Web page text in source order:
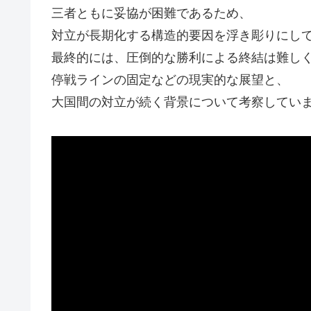
三者ともに妥協が困難であるため、
対立が長期化する構造的要因を浮き彫りにし
最終的には、圧倒的な勝利による終結は難しく
停戦ラインの固定などの現実的な展望と、
大国間の対立が続く背景について考察していま